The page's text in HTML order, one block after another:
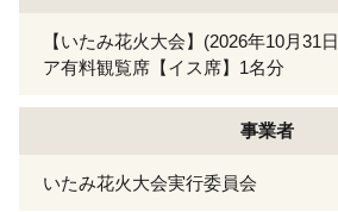
【いたみ花火大会】(2026年10月31
ア有料観覧席【イス席】1名分
事業者
いたみ花火大会実行委員会